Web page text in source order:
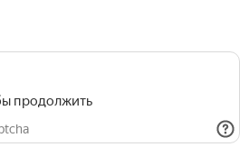
продолжить